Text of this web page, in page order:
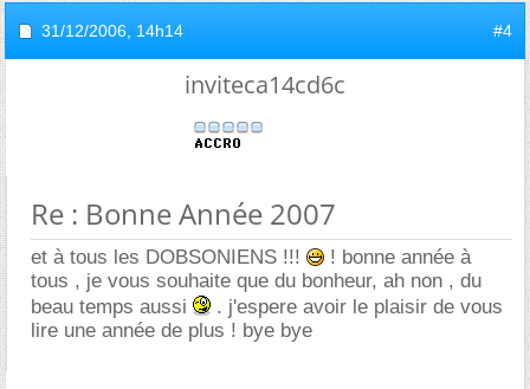
31/12/2006, 14h14 #4
inviteca14cd6c
Re : Bonne Année 2007
et à tous les DOBSONIENS !!!
! bonne année à
tous , je vous souhaite que du bonheur, ah non , du
beau temps aussi
. j'espere avoir le plaisir de vous
lire une année de plus ! bye bye